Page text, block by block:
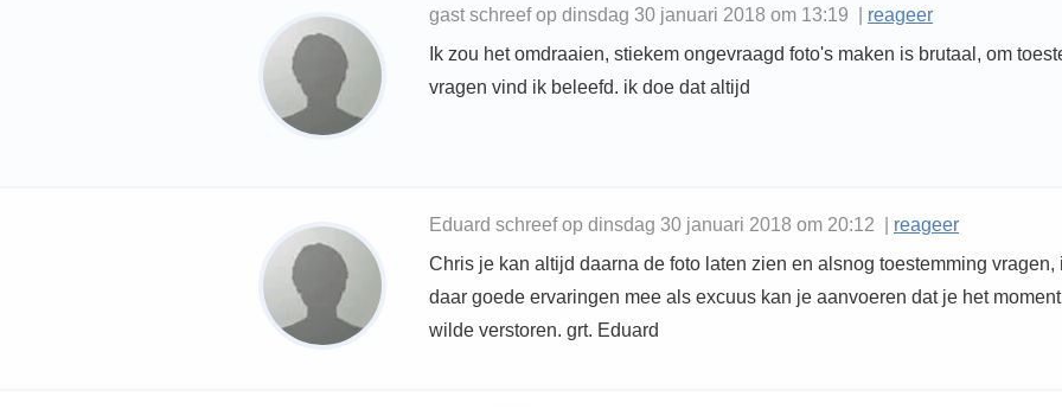
gast schreef op dinsdag 30 januari 2018 om 13:19 | reageer
Ik zou het omdraaien, stiekem ongevraagd foto's maken is brutaal, om
vragen vind ik beleefd. ik doe dat altijd
Eduard schreef op dinsdag 30 januari 2018 om 20:12 | reageer
Chris je kan altijd daarna de foto laten zien en alsnog toestemming vragen,
daar goede ervaringen mee als excuus kan je aanvoeren dat je het
wilde verstoren. grt. Eduard